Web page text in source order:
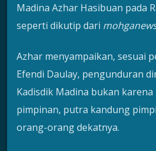
Madina Azhar Hasibuan pada
seperti dikutip dari
Azhar menyampaikan, sesuai
Efendi Daulay, pengunduran
Kadisdik Madina bukan
pimpinan, putra kandung
orang-orang dekatnya.